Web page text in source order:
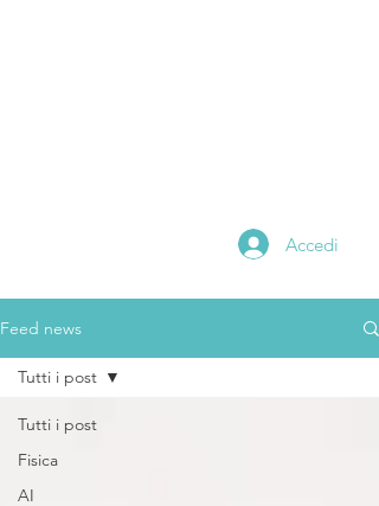
Accedi
Feed news
Tutti i post
Fisica
AI
Tutti i post